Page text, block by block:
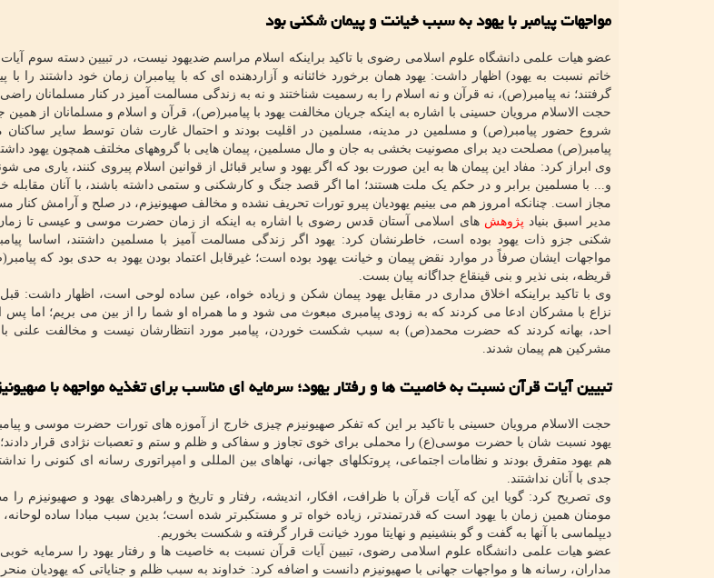
مواجهات پیامبر با یهود به سبب خیانت و پیمان شکنی بود
عضو هیات علمی دانشگاه علوم اسلامی رضوی با تاکید براینکه اسلام مراسم ضدیهود نیست، در تبیین دسته سوم آیات
خاتم نسبت به یهود) اظهار داشت: یهود همان برخورد خائنانه و آزاردهنده ای که با پیامبران زمان خود داشتند را
گرفتند؛ نه پیامبر(ص)، نه قرآن و نه اسلام را به رسمیت شناختند و نه به زندگی مسالمت آمیز در کنار مسلمانان
حجت الاسلام مرویان حسینی با اشاره به اینکه جریان مخالفت یهود با پیامبر(ص)، قرآن و اسلام و مسلمانان از
شروع حضور پیامبر(ص) و مسلمین در مدینه، مسلمین در اقلیت بودند و احتمال غارت شان توسط سایر ساکنان
پیامبر(ص) مصلحت دید برای مصونیت بخشی به جان و مال مسلمین، پیمان هایی با گروههای مخلتف همچون یهود
وی ابراز کرد: مفاد این پیمان ها به این صورت بود که اگر یهود و سایر قبائل از قوانین اسلام پیروی کنند، یاری می
و... با مسلمین برابر و در حکم یک ملت هستند؛ اما اگر قصد جنگ و کارشکنی و ستمی داشته باشند، با آنان
مجاز است. چنانکه امروز هم می بینیم یهودیان پیرو تورات تحریف نشده و مخالف صهیونیزم، در صلح و آرامش کنار
مدیر اسبق بنیاد پژوهش های اسلامی آستان قدس رضوی با اشاره به اینکه از زمان حضرت موسی و عیسی تا زمان
شکنی جزو ذات یهود بوده است، خاطرنشان کرد: یهود اگر زندگی مسالمت آمیز با مسلمین داشتند، اساسا
مواجهات ایشان صرفاً در موارد نقض پیمان و خیانت یهود بوده است؛ غیرقابل اعتماد بودن یهود به حدی بود که
قریظه، بنی نذیر و بنی قینقاع جداگانه پیان بست.
وی با تاکید براینکه اخلاق مداری در مقابل یهود پیمان شکن و زیاده خواه، عین ساده لوحی است، اظهار داشت:
نزاع با مشرکان ادعا می کردند که به زودی پیامبری مبعوث می شود و ما همراه او شما را از بین می بریم؛
احد، بهانه کردند که حضرت محمد(ص) به سبب شکست خوردن، پیامبر مورد انتظارشان نیست و مخالفت علنی با
مشرکین هم پیمان شدند.
تبیین آیات قرآن نسبت به خاصیت ها و رفتار یهود؛ سرمایه ای مناسب برای تغذیه مواجهه با
حجت الاسلام مرویان حسینی با تاکید بر این که تفکر صهیونیزم چیزی خارج از آموزه های تورات حضرت موسی و
یهود نسبت شان با حضرت موسی(ع) را محملی برای خوی تجاوز و سفاکی و ظلم و ستم و تعصبات نژادی قرار
هم یهود متفرق بودند و نظامات اجتماعی، پروتکلهای جهانی، نهاهای بین المللی و امپراتوری رسانه ای کنونی را
جدی با آنان نداشتند.
وی تصریح کرد: گویا این که آیات قرآن با ظرافت، افکار، اندیشه، رفتار و تاریخ و راهبردهای یهود و صهیونیزم
مومنان همین زمان با یهود است که قدرتمندتر، زیاده خواه تر و مستکبرتر شده است؛ بدین سبب مبادا ساده لوحانه،
دیپلماسی با آنها به گفت و گو بنشینیم و نهایتا مورد خیانت قرار گرفته و شکست بخوریم.
عضو هیات علمی دانشگاه علوم اسلامی رضوی، تبیین آیات قرآن نسبت به خاصیت ها و رفتار یهود را سرمایه
مداران، رسانه ها و مواجهات جهانی با صهیونیزم دانست و اضافه کرد: خداوند به سبب ظلم و جنایاتی که یهودیان